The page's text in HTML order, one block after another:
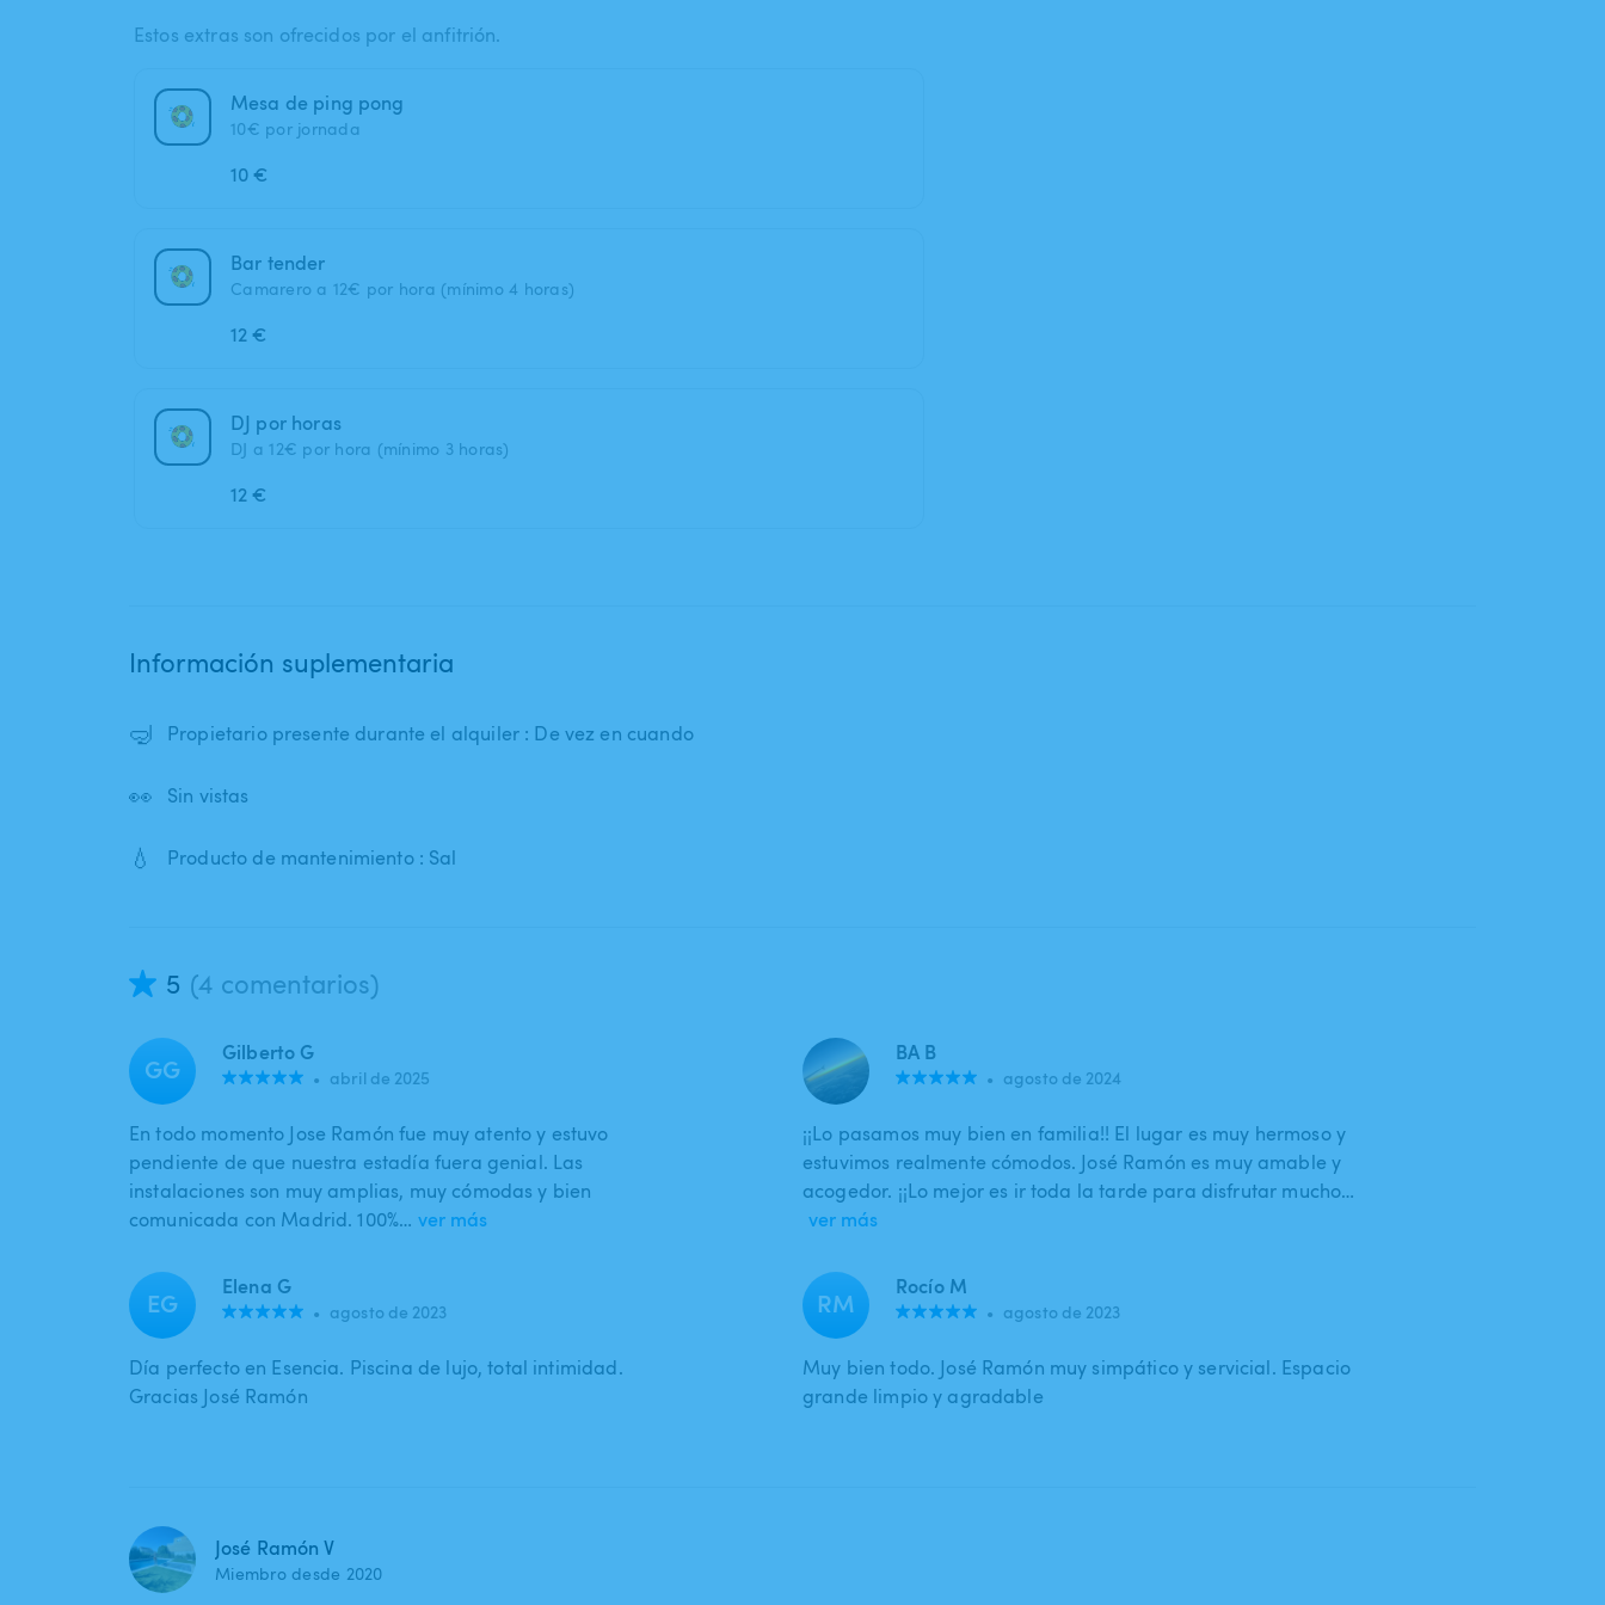
Estos extras son ofrecidos por el anfitrión.
Mesa de ping pong
10€ por jornada
10 €
Bar tender
Camarero a 12€ por hora (mínimo 4 horas)
12 €
DJ por horas
DJ a 12€ por hora (mínimo 3 horas)
12 €
Información suplementaria
🤿 Propietario presente durante el alquiler : De vez en cuando
👀 Sin vistas
💧 Producto de mantenimiento : Sal
5 (4 comentarios)
GG Gilberto G
• abril de 2025
En todo momento Jose Ramón fue muy atento y estuvo
pendiente de que nuestra estadía fuera genial. Las
instalaciones son muy amplias, muy cómodas y bien
comunicada con Madrid. 100%… ver más
BA B
• agosto de 2024
¡¡Lo pasamos muy bien en familia!! El lugar es muy hermoso y
estuvimos realmente cómodos. José Ramón es muy amable y
acogedor. ¡¡Lo mejor es ir toda la tarde para disfrutar mucho…
ver más
EG Elena G
• agosto de 2023
Día perfecto en Esencia. Piscina de lujo, total intimidad.
Gracias José Ramón
RM Rocío M
• agosto de 2023
Muy bien todo. José Ramón muy simpático y servicial. Espacio
grande limpio y agradable
José Ramón V
Miembro desde 2020